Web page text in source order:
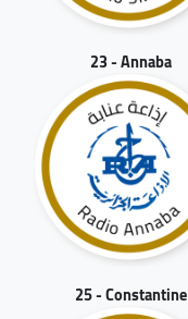
23 - Annaba
25 - Constantine